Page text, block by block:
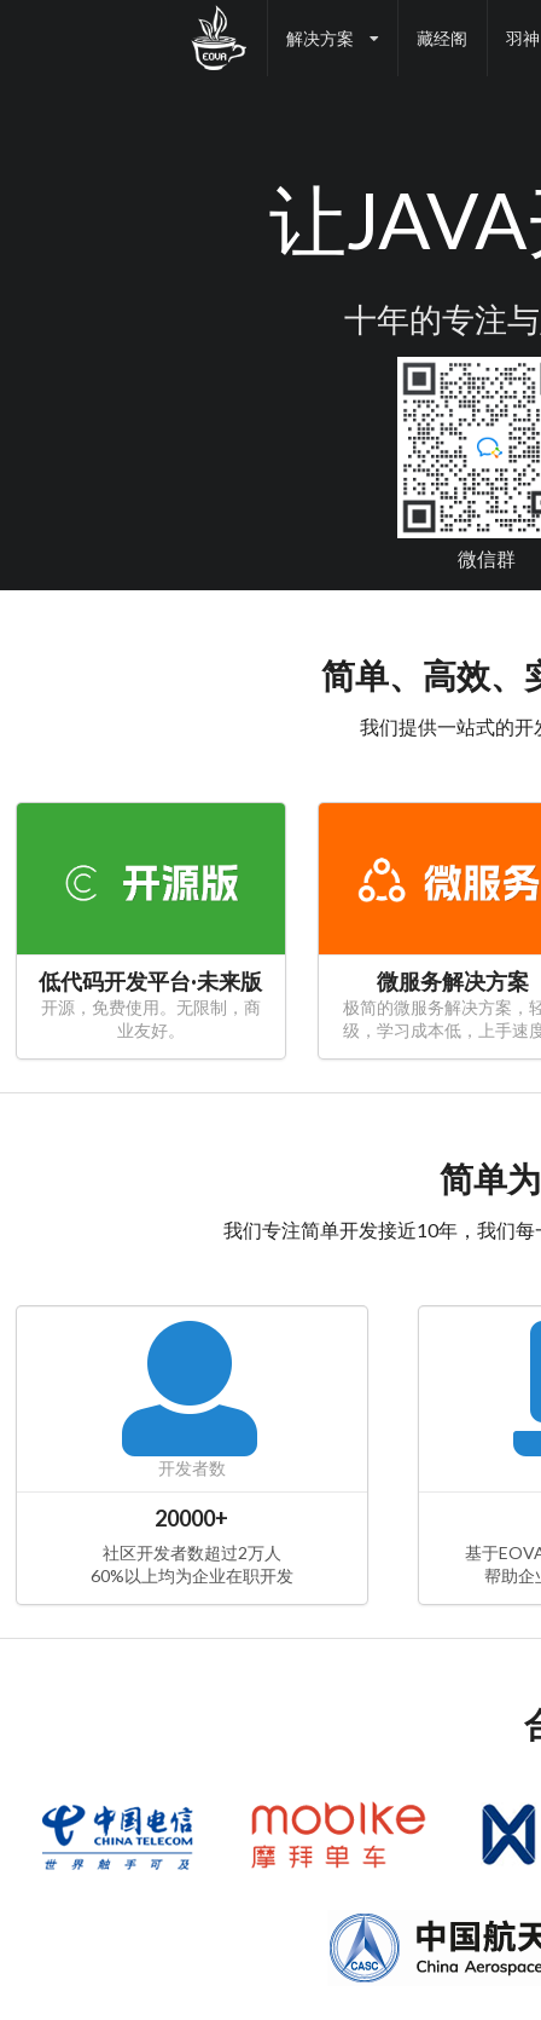
解决方案 藏经阁 羽
让
十年的专注
微信群
简单、高效、
我们提供一站式的
低代码开发平台·未来版
开源，免费使用。无限制，商
业友好。
微服务解决方案
极简的微服务解决方案，
级，学习成本低，上手速
简单
我们专注简单开发接近10年，我们
开发者数
20000+
社区开发者数超过2万人
60%以上均为企业在职开发
基于
帮助企